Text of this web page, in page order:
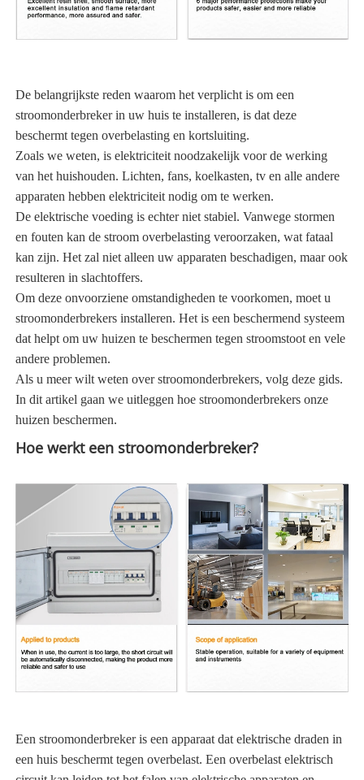
De belangrijkste reden waarom het verplicht is om een ​​
stroomonderbreker in uw huis te installeren, is dat deze
beschermt tegen overbelasting en kortsluiting.
Zoals we weten, is elektriciteit noodzakelijk voor de werking
van het huishouden. Lichten, fans, koelkasten, tv en alle andere
apparaten hebben elektriciteit nodig om te werken.
De elektrische voeding is echter niet stabiel. Vanwege stormen
en fouten kan de stroom overbelasting veroorzaken, wat fataal
kan zijn. Het zal niet alleen uw apparaten beschadigen, maar ook
resulteren in slachtoffers.
Om deze onvoorziene omstandigheden te voorkomen, moet u
stroomonderbrekers installeren. Het is een beschermend systeem
dat helpt om uw huizen te beschermen tegen stroomstoot en vele
andere problemen.
Als u meer wilt weten over stroomonderbrekers, volg deze gids.
In dit artikel gaan we uitleggen hoe stroomonderbrekers onze
huizen beschermen.
Hoe werkt een stroomonderbreker?
Een stroomonderbreker is een apparaat dat elektrische draden in
een huis beschermt tegen overbelast. Een overbelast elektrisch